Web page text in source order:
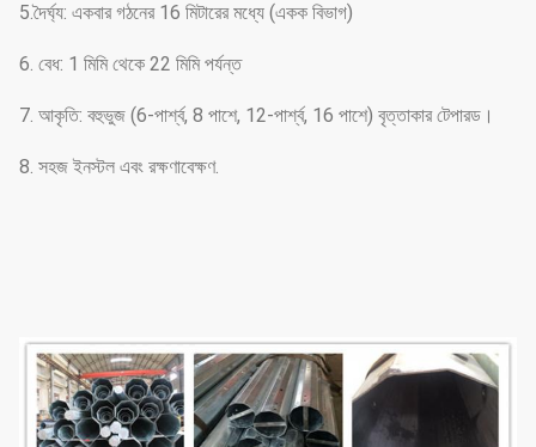
5.দৈর্ঘ্য: একবার গঠনের 16 মিটারের মধ্যে (একক বিভাগ)
6. বেধ: 1 মিমি থেকে 22 মিমি পর্যন্ত
7. আকৃতি: বহুভুজ (6-পার্শ্ব, 8 পাশে, 12-পার্শ্ব, 16 পাশে) বৃত্তাকার টেপারড।
8. সহজ ইনস্টল এবং রক্ষণাবেক্ষণ.